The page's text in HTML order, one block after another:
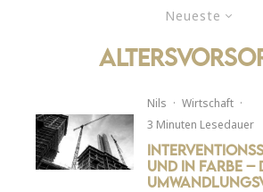
Neueste
Nils · Wirtschaft ·
3 Minuten Lesedauer
und in Farbe –